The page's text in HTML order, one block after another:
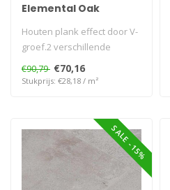
Elemental Oak
Houten plank effect door V-
groef.2 verschillende
1285x327..
€90,79 €70,16
Stukprijs: €28,18 / m²
SALE -15%